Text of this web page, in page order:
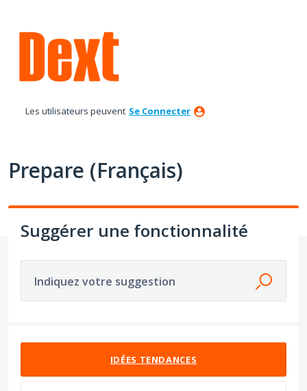
au
contenu
Les utilisateurs peuvent Se Connecter
Prepare (Français)
Suggérer une fonctionnalité
Indiquez votre suggestion
IDÉES TENDANCES